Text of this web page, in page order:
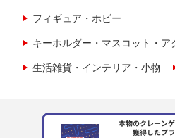
フィギュア・ホビー
キーホルダー・マスコット・ア
生活雑貨・インテリア・小物
本物のクレーン
獲得したプ